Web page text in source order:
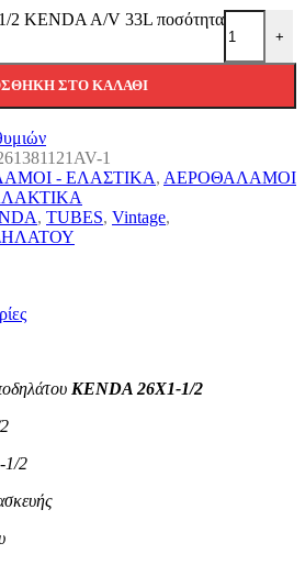
2 KENDA A/V 33L ποσότητα
+
ΣΤΟ ΚΑΛΆΘΙ
1
- ΕΛΑΣΤΙΚΑ, ΑΕΡΟΘΑΛΑΜΟΙ
, TUBES, Vintage,
KENDA 26X1-1/2
1/2